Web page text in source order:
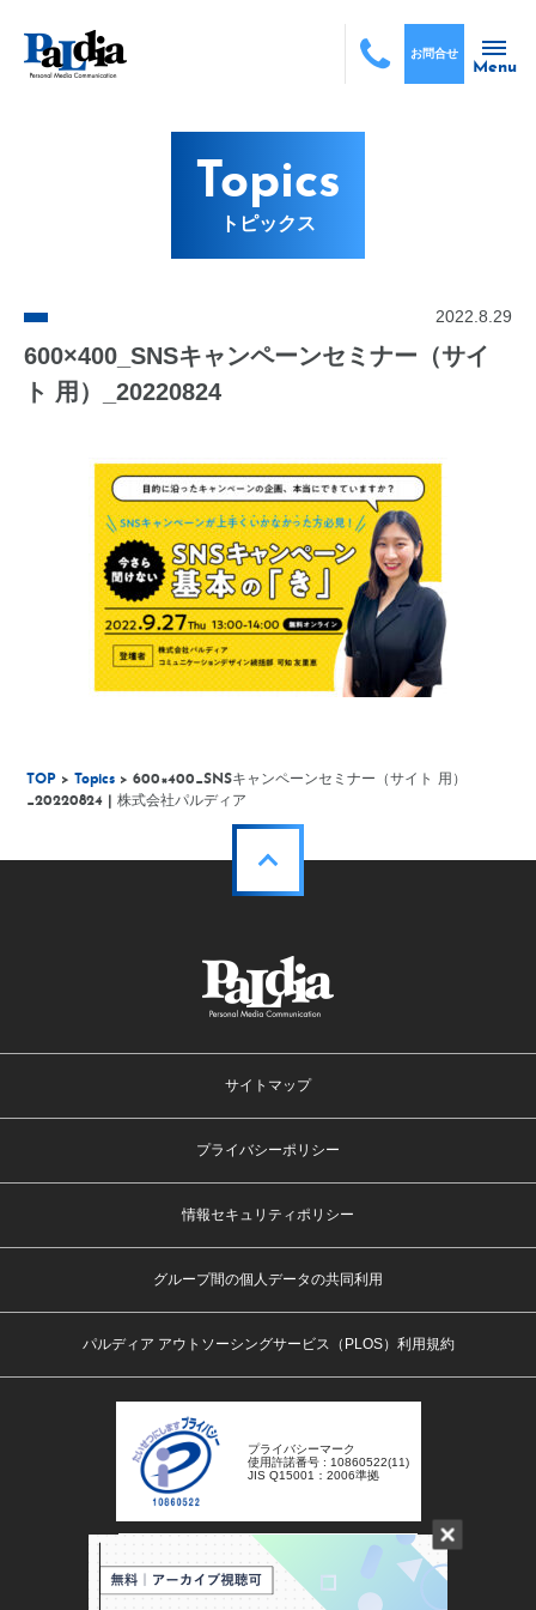
Menu
お問合せ
Topics
トピックス
2022.8.29
600×400_SNSキャンペーンセミナー（サイ
ト 用）_20220824
TOP >Topics > 600×400_SNSキャンペーンセミナー（サイト 用）
_20220824 | 株式会社パルディア
サイトマップ
プライバシーポリシー
情報セキュリティポリシー
グループ間の個人データの共同利用
パルディア アウトソーシングサービス（PLOS）利用規約
プライバシーマーク
使用許諾番号 : 10860522(11)
JIS Q15001：2006準拠